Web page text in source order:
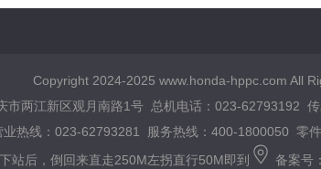
Copyright 2024-2025 www.honda-hppc.com All
市两江新区观月南路1号 总机电话：023-62793192
业热线：023-62793281 服务热线：400-1800050 零
站后，倒回来直走250M左拐直行50M即到 备案号